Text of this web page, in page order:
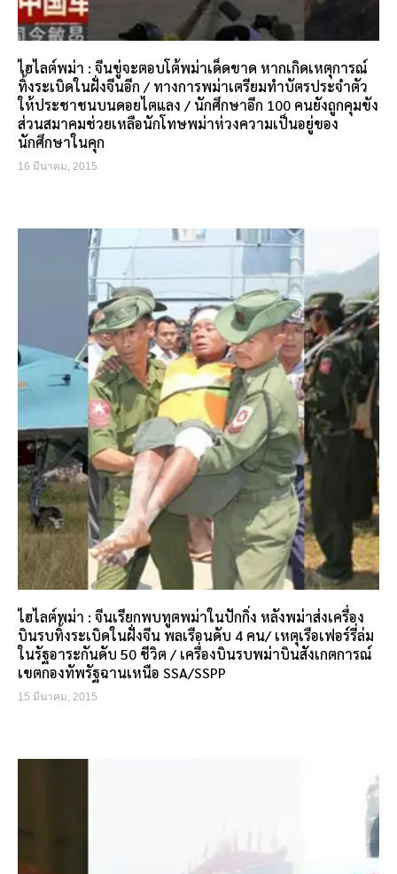
ไฮไลต์พม่า : จีนขู่จะตอบโต้พม่าเด็ดขาด หากเกิดเหตุการณ์
ทิ้งระเบิดในฝั่งจีนอีก / ทางการพม่าเตรียมทำบัตรประจำตัว
ให้ประชาชนบนดอยไตแลง / นักศึกษาอีก 100 คนยังถูกคุมขัง
ส่วนสมาคมช่วยเหลือนักโทษพม่าห่วงความเป็นอยู่ของ
นักศึกษาในคุก
16 มีนาคม, 2015
ไฮไลต์พม่า : จีนเรียกพบทูตพม่าในปักกิ่ง หลังพม่าส่งเครื่อง
บินรบทิ้งระเบิดในฝั่งจีน พลเรือนดับ 4 คน/ เหตุเรือเฟอร์รี่ล่ม
ในรัฐอาระกันดับ 50 ชีวิต / เครื่องบินรบพม่าบินสังเกตการณ์
เขตกองทัพรัฐฉานเหนือ SSA/SSPP
15 มีนาคม, 2015